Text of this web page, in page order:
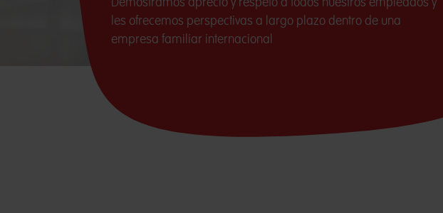
les ofrecemos perspectivas a largo plazo dentro de una
empresa familiar internacional